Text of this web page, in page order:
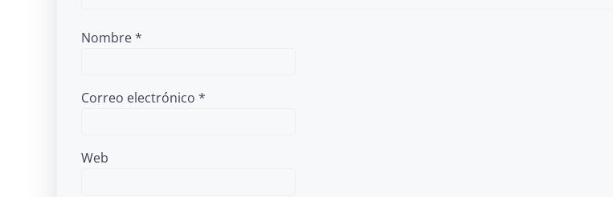
Nombre*
Correo electrónico *
Web